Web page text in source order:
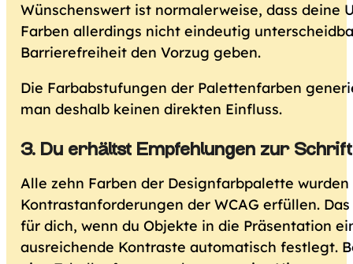
Wünschenswert ist normalerweise, dass deine
Farben allerdings nicht eindeutig
Barrierefreiheit den Vorzug geben.
Die Farbabstufungen der Palettenfarben
man deshalb keinen direkten Einfluss.
3. Du erhältst Empfehlungen zur
Alle zehn Farben der Designfarbpalette
Kontrastanforderungen der WCAG erfüllen.
für dich, wenn du Objekte in die Präsentation
ausreichende Kontraste automatisch festlegt.